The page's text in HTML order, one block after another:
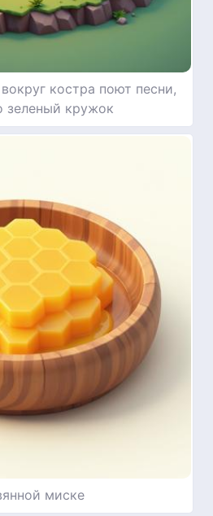
костра поют песни,
над головами каждого зеленый кружок
миске